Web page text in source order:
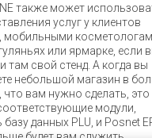
также может
услуг у клиентов
мобильными
или ярмарке, если
там свой стенд. А когда вы
небольшой магазин в
что вам нужно сделать, это
модули,
данных PLU, и Posnet